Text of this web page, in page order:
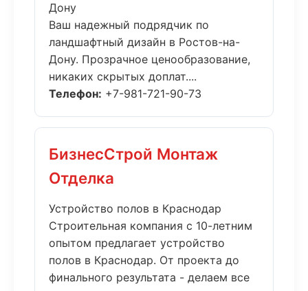
Дону
Ваш надежный подрядчик по
ландшафтный дизайн в Ростов-на-
Дону. Прозрачное ценообразование,
никаких скрытых доплат....
Телефон: +7-981-721-90-73
БизнесСтрой Монтаж
Отделка
Устройство полов в Краснодар
Строительная компания с 10-летним
опытом предлагает устройство
полов в Краснодар. От проекта до
финального результата - делаем все